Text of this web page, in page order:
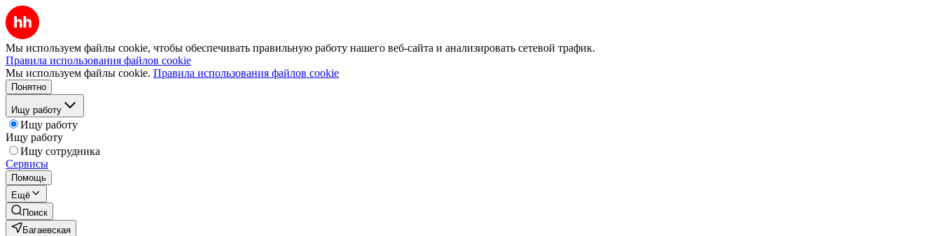
Мы используем файлы cookie, чтобы обеспечивать правильную работу нашего веб-сайта и анализировать сетевой трафик.
Правила использования файлов cookie
Мы используем файлы cookie. Правила использования файлов cookie
Понятно
Ищу работу
Ищу работу
Ищу работу
Ищу сотрудника
Сервисы
Помощь
Ещё
Поиск
Багаевская